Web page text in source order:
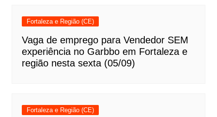
Fortaleza e Região (CE)
Vaga de emprego para Vendedor SEM
experiência no Garbbo em Fortaleza e
região nesta sexta (05/09)
Fortaleza e Região (CE)